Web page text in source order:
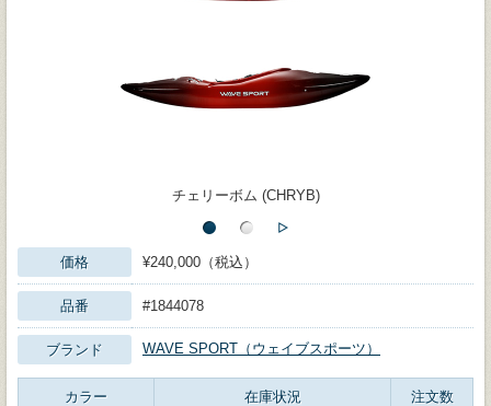
チェリーボム (CHRYB)
価格 ¥240,000（税込）
品番 #1844078
ブランド WAVE SPORT（ウェイブスポーツ）
カラー 在庫状況 注文数